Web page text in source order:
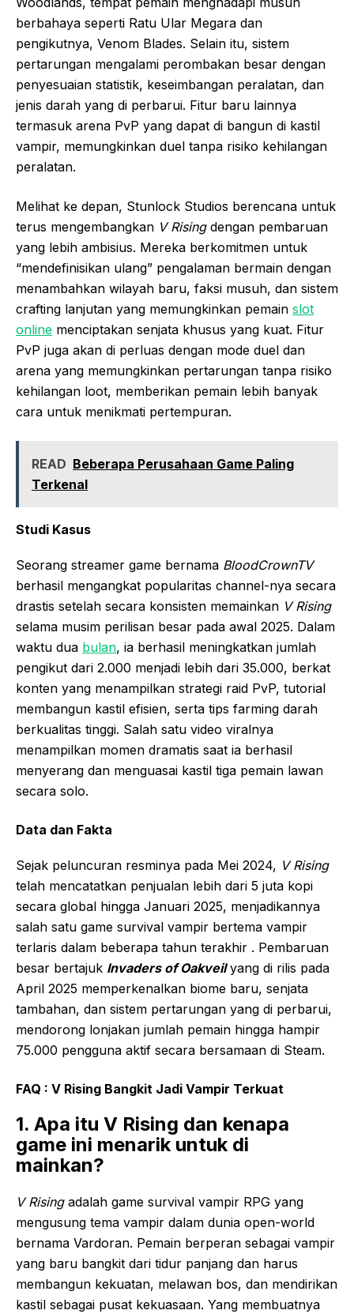
berbahaya seperti Ratu Ular Megara dan
pengikutnya, Venom Blades. Selain itu, sistem
pertarungan mengalami perombakan besar dengan
penyesuaian statistik, keseimbangan peralatan, dan
jenis darah yang di perbarui. Fitur baru lainnya
termasuk arena PvP yang dapat di bangun di kastil
vampir, memungkinkan duel tanpa risiko kehilangan
peralatan.
Melihat ke depan, Stunlock Studios berencana untuk
terus mengembangkan V Risingdengan pembaruan
yang lebih ambisius. Mereka berkomitmen untuk
“mendefinisikan ulang” pengalaman bermain dengan
menambahkan wilayah baru, faksi musuh, dan sistem
crafting lanjutan yang memungkinkan pemain slot
online menciptakan senjata khusus yang kuat. Fitur
PvP juga akan di perluas dengan mode duel dan
arena yang memungkinkan pertarungan tanpa risiko
kehilangan loot, memberikan pemain lebih banyak
cara untuk menikmati pertempuran.
READ Beberapa Perusahaan Game Paling
Terkenal
Studi Kasus
Seorang streamer game bernama BloodCrownTV
berhasil mengangkat popularitas channel-nya secara
drastis setelah secara konsisten memainkan V Rising
selama musim perilisan besar pada awal 2025. Dalam
waktu dua bulan, ia berhasil meningkatkan jumlah
pengikut dari 2.000 menjadi lebih dari 35.000, berkat
konten yang menampilkan strategi raid PvP, tutorial
membangun kastil efisien, serta tips farming darah
berkualitas tinggi. Salah satu video viralnya
menampilkan momen dramatis saat ia berhasil
menyerang dan menguasai kastil tiga pemain lawan
secara solo.
Data dan Fakta
Sejak peluncuran resminya pada Mei 2024, V Rising
telah mencatatkan penjualan lebih dari 5 juta kopi
secara global hingga Januari 2025, menjadikannya
salah satu game survival vampir bertema vampir
terlaris dalam beberapa tahun terakhir . Pembaruan
besar bertajuk Invaders of Oakveilyang di rilis pada
April 2025 memperkenalkan biome baru, senjata
tambahan, dan sistem pertarungan yang di perbarui,
mendorong lonjakan jumlah pemain hingga hampir
75.000 pengguna aktif secara bersamaan di Steam.
FAQ : V Rising Bangkit Jadi Vampir Terkuat
1. Apa itu V Rising dan kenapa
game ini menarik untuk di
mainkan?
V Risingadalah game survival vampir RPG yang
mengusung tema vampir dalam dunia open-world
bernama Vardoran. Pemain berperan sebagai vampir
yang baru bangkit dari tidur panjang dan harus
membangun kekuatan, melawan bos, dan mendirikan
kastil sebagai pusat kekuasaan. Yang membuatnya